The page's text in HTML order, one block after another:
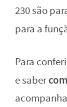
230 são
para a
Para
e saber